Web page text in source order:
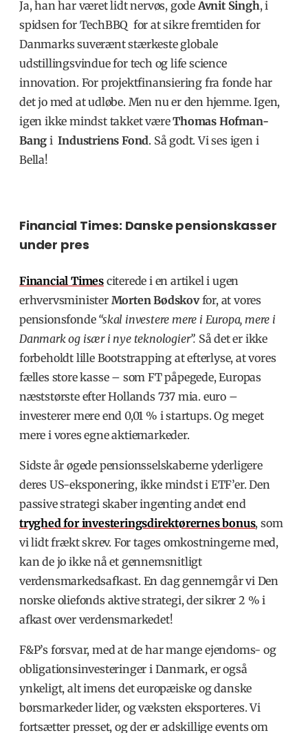
Ja, han har været lidt nervøs, gode Avnit Singh, i
spidsen for TechBBQ for at sikre fremtiden for
Danmarks suverænt stærkeste globale
udstillingsvindue for tech og life science
innovation. For projektfinansiering fra fonde har
det jo med at udløbe. Men nu er den hjemme. Igen,
igen ikke mindst takket væreThomas Hofman-
Bang iIndustriens Fond. Så godt. Vi ses igen i
Bella!
Financial Times: Danske pensionskasser
under pres
Financial Times citerede i en artikel i ugen
erhvervsminister Morten Bødskovfor, at vores
pensionsfonde “skal investere mere i Europa, mere i
Danmark og især i nye teknologier”. Så det er ikke
forbeholdt lille Bootstrapping at efterlyse, at vores
fælles store kasse – som FT påpegede, Europas
næststørste efter Hollands 737 mia. euro –
investerer mere end 0,01 % i startups. Og meget
mere i vores egne aktiemarkeder.
Sidste år øgede pensionsselskaberne yderligere
deres US-eksponering, ikke mindst i ETF’er. Den
passive strategi skaber ingenting andet end
tryghed for investeringsdirektørernes bonus, som
vi lidt frækt skrev. For tages omkostningerne med,
kan de jo ikke nå et gennemsnitligt
verdensmarkedsafkast. En dag gennemgår vi Den
norske oliefonds aktive strategi, der sikrer 2 % i
afkast over verdensmarkedet!
F&P’s forsvar, med at de har mange ejendoms- og
obligationsinvesteringer i Danmark, er også
ynkeligt, alt imens det europæiske og danske
børsmarkeder lider, og væksten eksporteres. Vi
fortsætter presset, og der er adskillige events om